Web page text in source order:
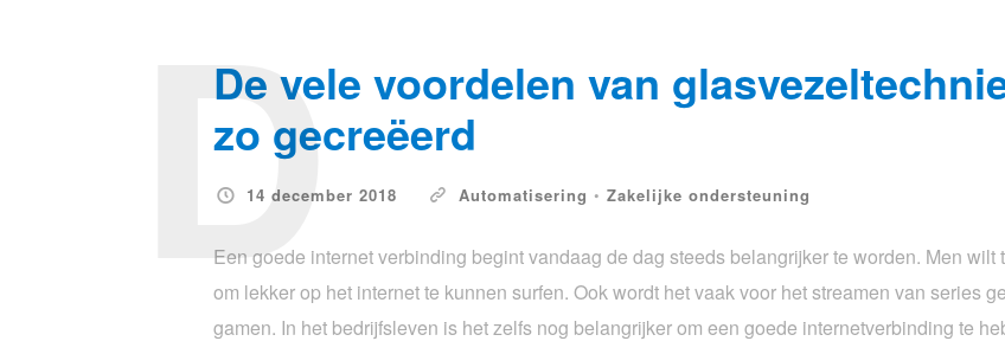
De vele voordelen van
zo gecreëerd
14 december 2018 Automatisering • Zakelijke ondersteuning
D
Een goede internet verbinding begint vandaag de dag steeds belangrijker te worden. Men
om lekker op het internet te kunnen surfen. Ook wordt het vaak voor het streamen van series
gamen. In het bedrijfsleven is het zelfs nog belangrijker om een goede internetverbinding te